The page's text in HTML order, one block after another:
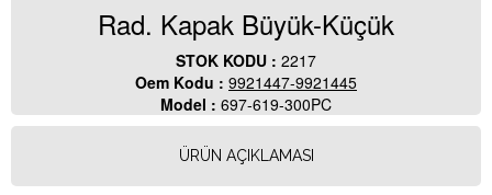
Rad. Kapak Büyük-Küçük
STOK KODU : 2217
Oem Kodu : 9921447-9921445
Model : 697-619-300PC
ÜRÜN AÇIKLAMASI